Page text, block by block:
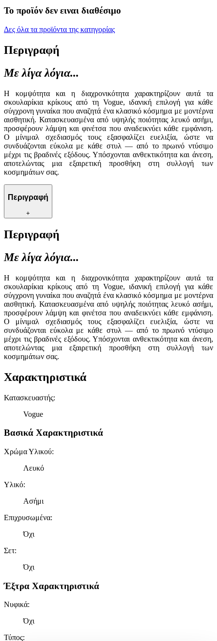
Το προϊόν δεν ειναι διαθέσιμο
Δες όλα τα προϊόντα της κατηγορίας
Περιγραφή
Με λίγα λόγια...
Η κομψότητα και η διαχρονικότητα χαρακτηρίζουν αυτά τα
σκουλαρίκια κρίκους από τη Vogue, ιδανική επιλογή για κάθε
σύγχρονη γυναίκα που αναζητά ένα κλασικό κόσμημα με μοντέρνα
αισθητική. Κατασκευασμένα από υψηλής ποιότητας λευκό ασήμι,
προσφέρουν λάμψη και φινέτσα που αναδεικνύει κάθε εμφάνιση.
Ο μίνιμαλ σχεδιασμός τους εξασφαλίζει ευελιξία, ώστε να
συνδυάζονται εύκολα με κάθε στυλ — από το πρωινό ντύσιμο
μέχρι τις βραδινές εξόδους. Υπόσχονται ανθεκτικότητα και άνεση,
αποτελώντας μια εξαιρετική προσθήκη στη συλλογή των
κοσμημάτων σας.
Περιγραφή
+
Περιγραφή
Με λίγα λόγια...
Η κομψότητα και η διαχρονικότητα χαρακτηρίζουν αυτά τα
σκουλαρίκια κρίκους από τη Vogue, ιδανική επιλογή για κάθε
σύγχρονη γυναίκα που αναζητά ένα κλασικό κόσμημα με μοντέρνα
αισθητική. Κατασκευασμένα από υψηλής ποιότητας λευκό ασήμι,
προσφέρουν λάμψη και φινέτσα που αναδεικνύει κάθε εμφάνιση.
Ο μίνιμαλ σχεδιασμός τους εξασφαλίζει ευελιξία, ώστε να
συνδυάζονται εύκολα με κάθε στυλ — από το πρωινό ντύσιμο
μέχρι τις βραδινές εξόδους. Υπόσχονται ανθεκτικότητα και άνεση,
αποτελώντας μια εξαιρετική προσθήκη στη συλλογή των
κοσμημάτων σας.
Χαρακτηριστικά
Κατασκευαστής:
Vogue
Βασικά Χαρακτηριστικά
Χρώμα Υλικού:
Λευκό
Υλικό:
Ασήμι
Επιχρυσωμένα:
Όχι
Σετ:
Όχι
Έξτρα Χαρακτηριστικά
Νυφικά:
Όχι
Τύπος: